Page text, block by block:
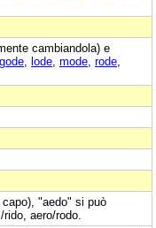
cambiandola) e
gode lode mode rode
"aedo" si può
aero/rodo.